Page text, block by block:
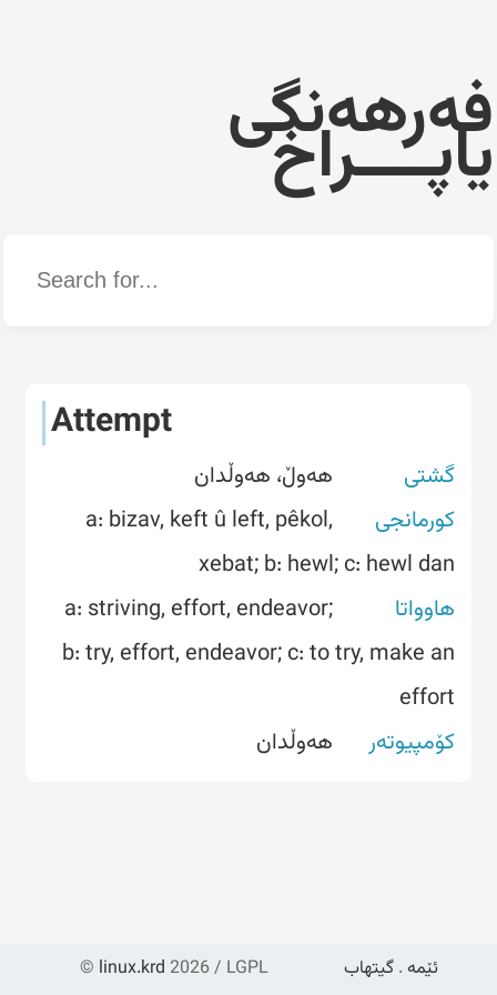
فەرهەنگی
یاپــــراخ
Word
Attempt
گشتی
هەوڵ، هەوڵدان
کورمانجی
a: bizav, keft û left, pêkol,
xebat; b: hewl; c: hewl dan
هاوواتا
a: striving, effort, endeavor;
b: try, effort, endeavor; c: to try, make an
effort
کۆمپیوتەر
هه‌وڵدان
© linux.krd 2026 / LGPL ئێمە . گیتهاب